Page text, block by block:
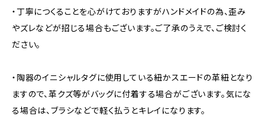
・丁寧につくることを心がけておりますがハンドメイドの為、歪み
やズレなどが招じる場合もございます。ご了承のうえで、ご検討く
ださい。
・陶器のイニシャルタグに使用している紐かスエードの革紐となり
ますので、革クズ等がバッグに付着する場合がございます。気にな
る場合は、ブラシなどで軽く払うとキレイになります。